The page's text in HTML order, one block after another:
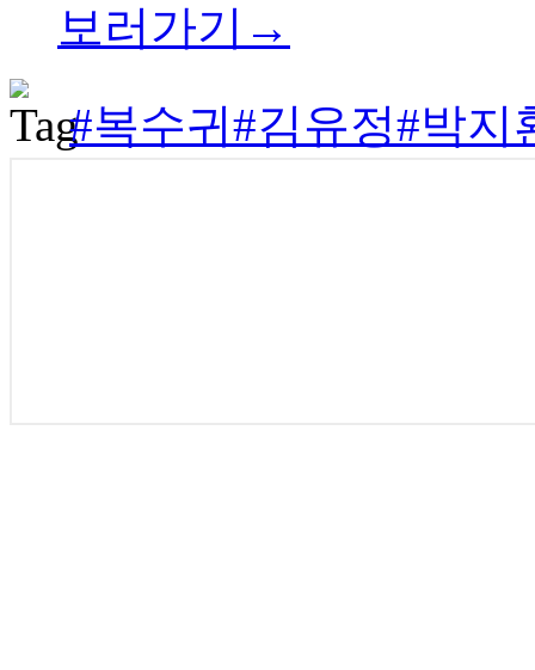
보러가기→
#복수귀#김유정#박지